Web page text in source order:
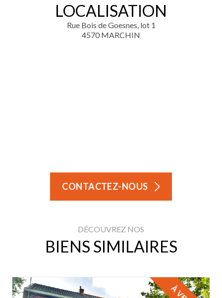
LOCALISATION
Rue Bois de Goesnes, lot 1
4570 MARCHIN
CONTACTEZ-NOUS
DÉCOUVREZ NOS
BIENS SIMILAIRES